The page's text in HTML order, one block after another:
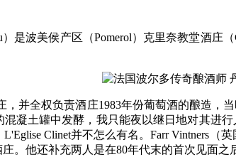
是波美侯产区（Pomerol）克里奈教堂酒
，并全权负责酒庄1983年份葡萄酒的酿造
凝土罐中发酵，我只能夜以继日地对其进
Clinet并不怎么有名。Farr Vintners（
。他还补充两人是在80年代末的首次见面之